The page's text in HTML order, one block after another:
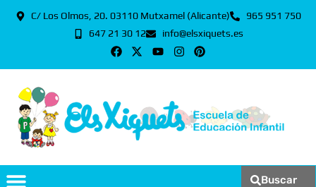
C/ Los Olmos, 20. 03110 Mutxamel (Alicante)
965 951 750
647 21 30 12
info@elsxiquets.es
Buscar